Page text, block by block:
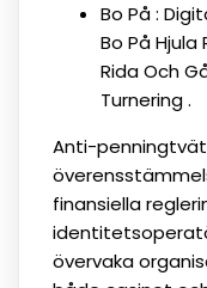
Bo På :
Bo På Hjula
Rida Och
Turnering .
Anti-
finansiella
övervaka